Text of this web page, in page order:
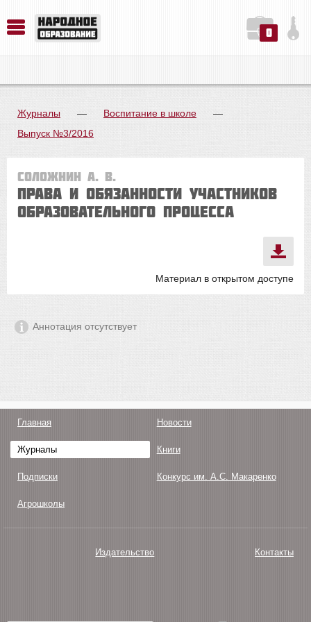
0
Журналы — Воспитание в школе
—
Выпуск №3/2016
Соложнин А. В.
Права и обязанности участников
образовательного процесса
Материал в открытом доступе
Аннотация отсутствует
Главная Новости
Журналы Книги
Подписки Конкурс им. А.С. Макаренко
Агрошколы
Издательство Контакты